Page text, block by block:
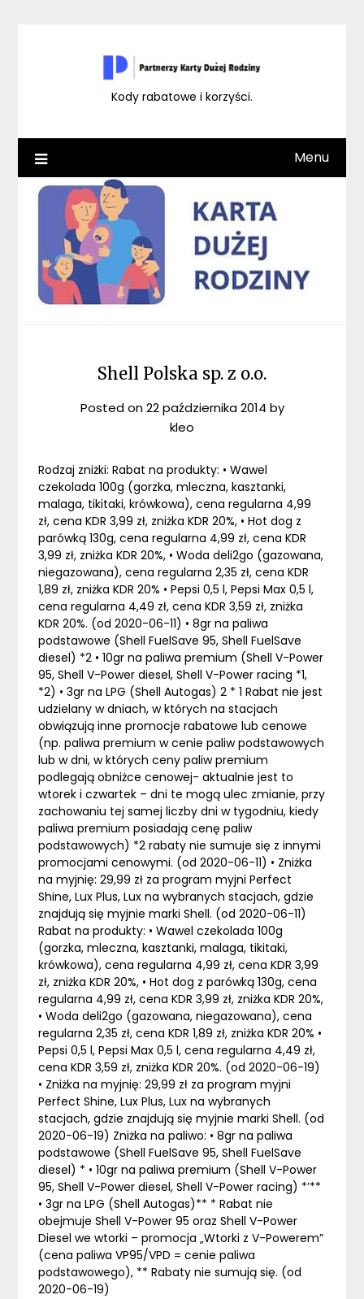
Kody rabatowe i korzyści.
Menu
Shell Polska sp. z o.o.
Posted on22 października 2014 by
kleo
Rodzaj zniżki: Rabat na produkty: • Wawel
czekolada 100g (gorzka, mleczna, kasztanki,
malaga, tikitaki, krówkowa), cena regularna 4,99
zł, cena KDR 3,99 zł, zniżka KDR 20%, • Hot dog z
parówką 130g, cena regularna 4,99 zł, cena KDR
3,99 zł, zniżka KDR 20%, • Woda deli2go (gazowana,
niegazowana), cena regularna 2,35 zł, cena KDR
1,89 zł, zniżka KDR 20% • Pepsi 0,5 l, Pepsi Max 0,5 l,
cena regularna 4,49 zł, cena KDR 3,59 zł, zniżka
KDR 20%. (od 2020-06-11) • 8gr na paliwa
podstawowe (Shell FuelSave 95, Shell FuelSave
diesel) *2 • 10gr na paliwa premium (Shell V-Power
95, Shell V-Power diesel, Shell V-Power racing *1,
*2) • 3gr na LPG (Shell Autogas) 2 * 1 Rabat nie jest
udzielany w dniach, w których na stacjach
obwiązują inne promocje rabatowe lub cenowe
(np. paliwa premium w cenie paliw podstawowych
lub w dni, w których ceny paliw premium
podlegają obniżce cenowej- aktualnie jest to
wtorek i czwartek – dni te mogą ulec zmianie, przy
zachowaniu tej samej liczby dni w tygodniu, kiedy
paliwa premium posiadają cenę paliw
podstawowych) *2 rabaty nie sumuje się z innymi
promocjami cenowymi. (od 2020-06-11) • Zniżka
na myjnię: 29,99 zł za program myjni Perfect
Shine, Lux Plus, Lux na wybranych stacjach, gdzie
znajdują się myjnie marki Shell. (od 2020-06-11)
Rabat na produkty: • Wawel czekolada 100g
(gorzka, mleczna, kasztanki, malaga, tikitaki,
krówkowa), cena regularna 4,99 zł, cena KDR 3,99
zł, zniżka KDR 20%, • Hot dog z parówką 130g, cena
regularna 4,99 zł, cena KDR 3,99 zł, zniżka KDR 20%,
• Woda deli2go (gazowana, niegazowana), cena
regularna 2,35 zł, cena KDR 1,89 zł, zniżka KDR 20% •
Pepsi 0,5 l, Pepsi Max 0,5 l, cena regularna 4,49 zł,
cena KDR 3,59 zł, zniżka KDR 20%. (od 2020-06-19)
• Zniżka na myjnię: 29,99 zł za program myjni
Perfect Shine, Lux Plus, Lux na wybranych
stacjach, gdzie znajdują się myjnie marki Shell. (od
2020-06-19) Zniżka na paliwo: • 8gr na paliwa
podstawowe (Shell FuelSave 95, Shell FuelSave
diesel) * • 10gr na paliwa premium (Shell V-Power
95, Shell V-Power diesel, Shell V-Power racing) *’**
• 3gr na LPG (Shell Autogas)** * Rabat nie
obejmuje Shell V-Power 95 oraz Shell V-Power
Diesel we wtorki – promocja „Wtorki z V-Powerem”
(cena paliwa VP95/VPD = cenie paliwa
podstawowego), ** Rabaty nie sumują się. (od
2020-06-19)